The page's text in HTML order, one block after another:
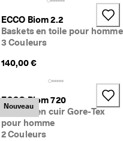
ECCO Biom 2.2
Baskets en toile pour homme
3 Couleurs
140,00 €
Nouveau
ECCO Biom 720
Baskets en cuir Gore-Tex
pour homme
2 Couleurs